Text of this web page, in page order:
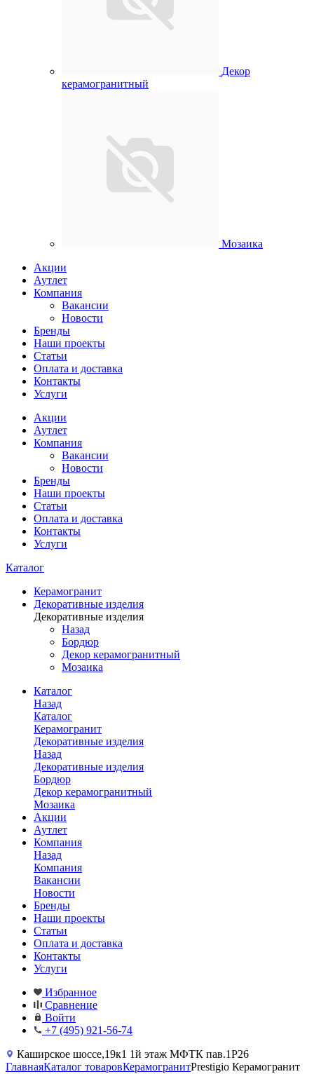
Декор
керамогранитный
Мозаика
Акции
Аутлет
Компания
Вакансии
Новости
Бренды
Наши проекты
Статьи
Оплата и доставка
Контакты
Услуги
Акции
Аутлет
Компания
Вакансии
Новости
Бренды
Наши проекты
Статьи
Оплата и доставка
Контакты
Услуги
Каталог
Керамогранит
Декоративные изделия
Декоративные изделия
Назад
Бордюр
Декор керамогранитный
Мозаика
Каталог
Назад
Каталог
Керамогранит
Декоративные изделия
Назад
Декоративные изделия
Бордюр
Декор керамогранитный
Мозаика
Акции
Аутлет
Компания
Назад
Компания
Вакансии
Новости
Бренды
Наши проекты
Статьи
Оплата и доставка
Контакты
Услуги
Избранное
Сравнение
Войти
+7 (495) 921-56-74
Каширское шоссе,19к1 1й этаж МФТК пав.1Р26
ГлавнаяКаталог товаровКерамогранитPrestigio Керамогранит